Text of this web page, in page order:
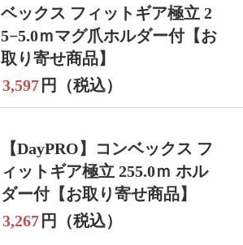
ベックス フィットギア極立 2
5−5.0ｍマグ爪ホルダー付【お
取り寄せ商品】
3,597 円（税込）
【DayPRO】コンベックス フ
ィットギア極立 255.0ｍ ホル
ダー付【お取り寄せ商品】
3,267 円（税込）